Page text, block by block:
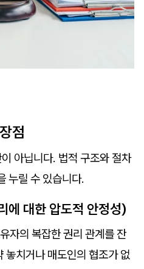
점
아닙니다. 법적 구조와 절차
누릴 수 있습니다.
에 대한 압도적 안정성)
자의 복잡한 권리 관계를 잔
놓치거나 매도인의 협조가 없